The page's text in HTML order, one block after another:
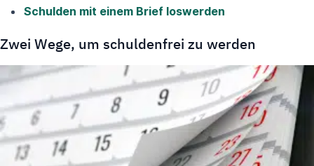
Schulden mit einem Brief loswerden
Zwei Wege, um schuldenfrei zu werden